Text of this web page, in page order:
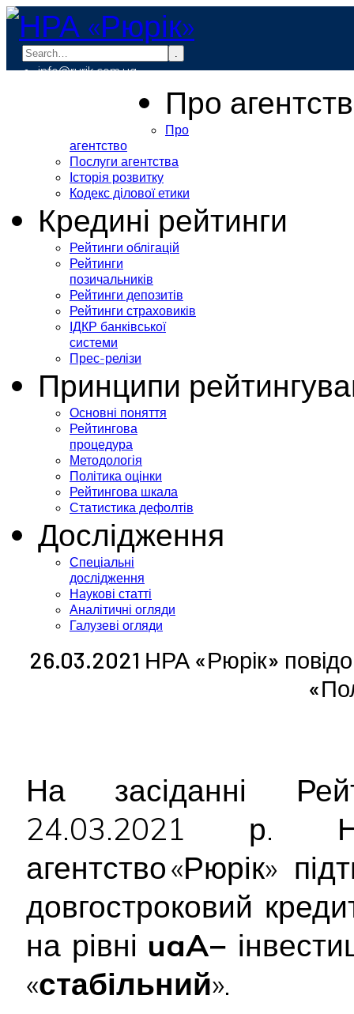
.
info@rurik.com.ua
Про
Про
агентство
Послуги агентства
Історія розвитку
Кодекс ділової етики
Кредині рейтинги
Рейтинги облігацій
Рейтинги
позичальників
Рейтинги депозитів
Рейтинги страховиків
ІДКР банківської
системи
Прес-релізи
Принципи
Основні поняття
Рейтингова
процедура
Методологія
Політика оцінки
Рейтингова шкала
Статистика дефолтів
Дослідження
Спеціальні
дослідження
Наукові статті
Аналітичні огляди
Галузеві огляди
26.03.2021 НРА «Рюрік»
На засіданні
24.03.2021 р.
агентство «Рюрік»
довгостроковий
на рівні uaA−
«стабільний».